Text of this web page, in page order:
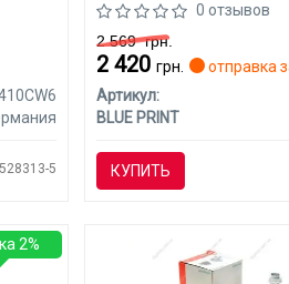
5
0 отзывов
2 569грн.
2 420грн.
отправка
Артикул:
BLUE PRINT
КУПИТЬ
2%